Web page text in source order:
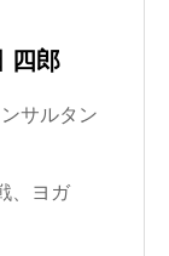
郎
サルタン
、ヨガ